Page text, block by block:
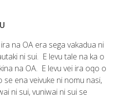
na OA era sega vakadua ni
ni sui. E levu tale na ka o
na OA. E levu vei ira oqo o
se ena veivuke ni nomu nasi,
ni sui, vuniwai ni sui se